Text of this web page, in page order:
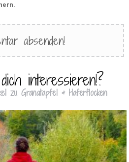
interessieren!?
zu Granatapfel & Haferflocken